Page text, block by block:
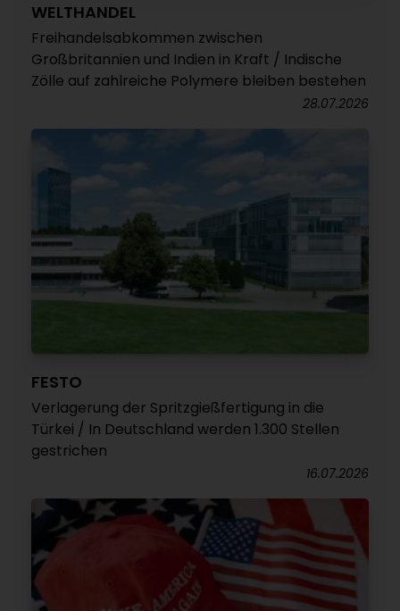
WELTHANDEL
Freihandelsabkommen zwischen
Großbritannien und Indien in Kraft / Indische
Zölle auf zahlreiche Polymere bleiben bestehen
28.07.2026
FESTO
Verlagerung der Spritzgießfertigung in die
Türkei / In Deutschland werden 1.300 Stellen
gestrichen
16.07.2026